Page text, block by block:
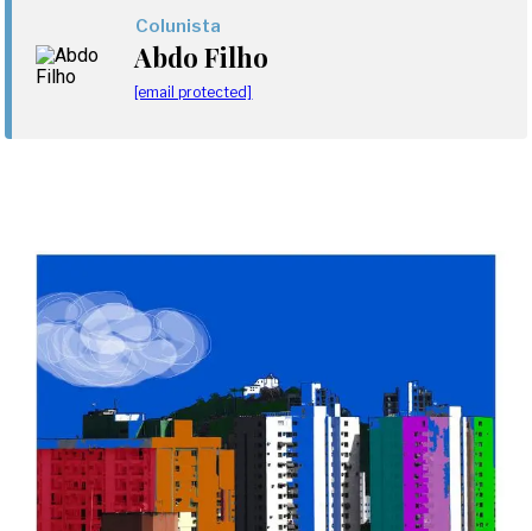
Colunista
Abdo Filho
[email protected]